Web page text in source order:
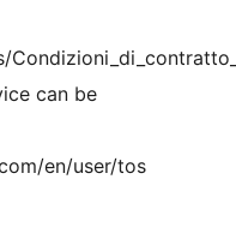
can be
en/user/tos